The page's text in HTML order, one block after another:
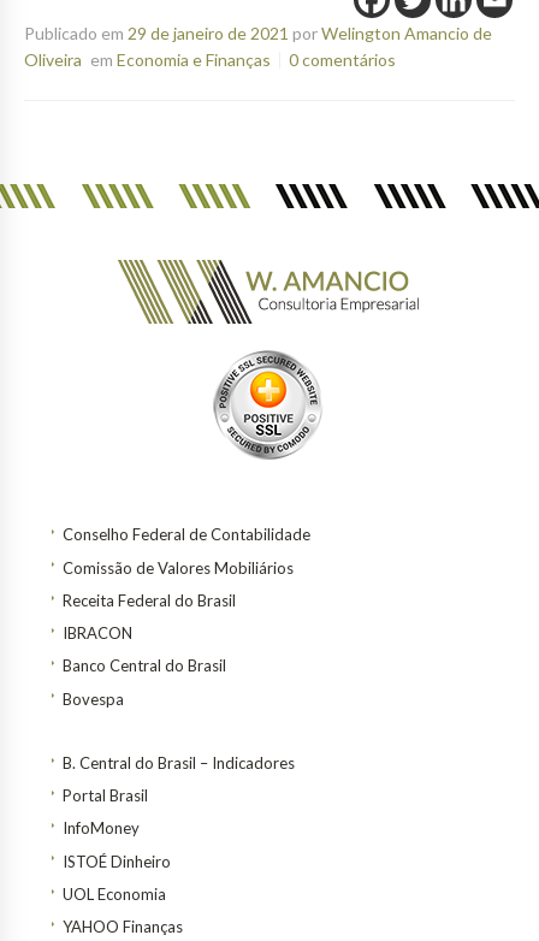
Publicado em 29 de janeiro de 2021 porWelington Amancio de
Oliveira em Economia e Finanças 0 comentários
Conselho Federal de Contabilidade
Comissão de Valores Mobiliários
Receita Federal do Brasil
IBRACON
Banco Central do Brasil
Bovespa
B. Central do Brasil – Indicadores
Portal Brasil
InfoMoney
ISTOÉ Dinheiro
UOL Economia
YAHOO Finanças